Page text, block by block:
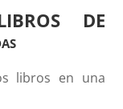
DE
libros en una